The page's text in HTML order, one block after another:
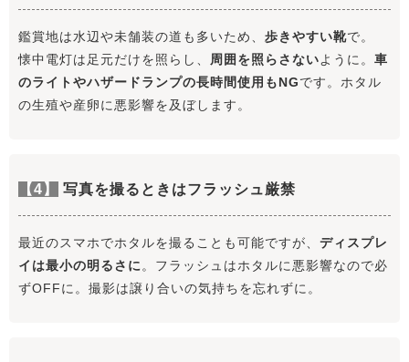
鑑賞地は水辺や未舗装の道も多いため、 歩きやすい靴で。
懐中電灯は足元だけを照らし、 周囲を照らさないように。 車
のライトやハザードランプの長時間使用もNGです。ホタル
の生殖や産卵に悪影響を及ぼします。
【4】 写真を撮るときはフラッシュ厳禁
最近のスマホでホタルを撮ることも可能ですが、 ディスプレ
イは最小の明るさに。フラッシュはホタルに悪影響なので必
ずOFFに。撮影は譲り合いの気持ちを忘れずに。